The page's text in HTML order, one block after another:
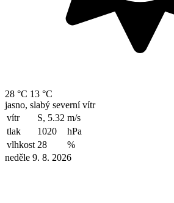
28 °C 13 °C
jasno, slabý severní vítr
vítr
S, 5.32 m/s
tlak
1020
hPa
vlhkost 28
%
neděle 9. 8. 2026